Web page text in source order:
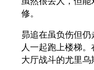
修。
昴追在虽负伤但
人一起跑上楼梯
大厅战斗的尤里乌